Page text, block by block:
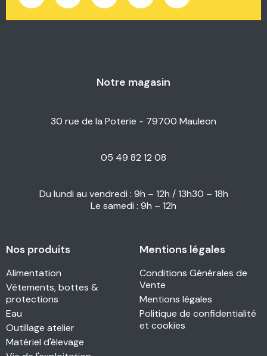
Notre magasin
30 rue de la Poterie - 79700 Mauleon
05 49 82 12 08
Du lundi au vendredi : 9h – 12h / 13h30 – 18h
Le samedi : 9h – 12h
Nos produits
Alimentation
Vêtements, bottes &
protections
Eau
Outillage atelier
Matériel d'élevage
Mentions légales
Conditions Générales de
Vente
Mentions légales
Politique de confidentialité
et cookies